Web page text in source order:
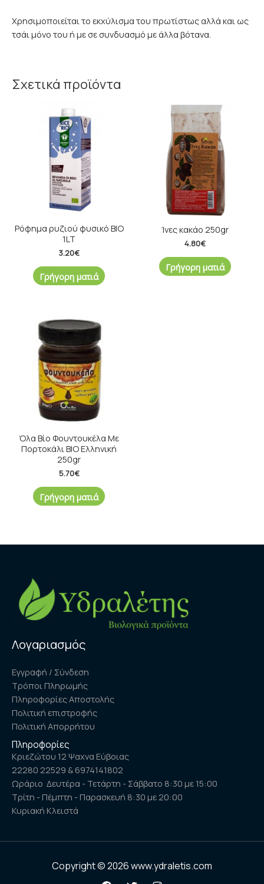
Χρησιμοποιείται το εκχύλισμα του πρωτίστως αλλά και ως
τσάι μόνο του ή με σε συνδυασμό με άλλα βότανα.
Σχετικά προϊόντα
Ρόφημα ρυζιού φυσικό ΒΙΟ
1LT
3.20€
Γρήγορη ματιά
Ίνες κακάο 250gr
4.80€
Γρήγορη ματιά
Όλα Βίο Φουντουκέλα Με
Πορτοκάλι ΒΙΟ Ελληνική
250gr
5.70€
Γρήγορη ματιά
Λογαριασμός
Εγγραφή / Σύνδεση
Τρόποι Πληρωμής
Πληροφορίες Αποστολής
Πολιτική επιστροφής
Πολιτική Απορρήτου
Πληροφορίες
Κριεζώτου 12 Ψαχνα Εύβοιας
22280 22529 & 6974141802
Ωράριο Δευτέρα - Τετάρτη - Σάββατο 8:30 με 15:00
Τρίτη - Πέμπτη - Παρασκευή 8:30 με 20:00
Κυριακή Κλειστά
Copyright © 2026 www.ydraletis.com